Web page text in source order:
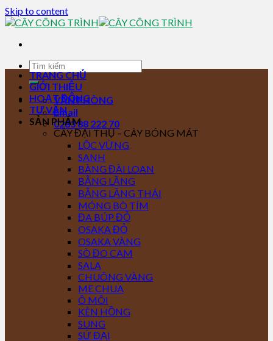
Skip to content
VĂN PHÒNG
Email
0283 88 222 70
TRANG CHỦ
GIỚI THIỆU
HOẠT ĐỘNG
TƯ VẤN
SẢN PHẨM
CÂY ĐẠI THỤ – CÂY BÓNG MÁT
LỘC VỪNG
SANH
BÀNG ĐÀI LOAN
BẰNG LĂNG
BẰNG LĂNG THÁI
MÓNG BÒ TÍM
ĐA BÚP ĐỎ
OSAKA ĐỎ
OSAKA VÀNG
SÒ ĐO CAM
SALA
CHUÔNG VÀNG
ME CHUA
Ô MÔI
KÈN HỒNG
SUNG
SỨ ĐẠI